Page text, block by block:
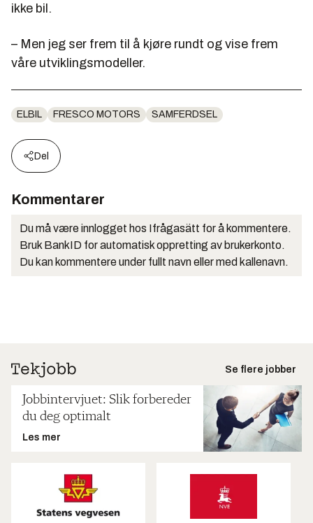
ikke bil.
– Men jeg ser frem til å kjøre rundt og vise frem
våre utviklingsmodeller.
ELBIL FRESCO MOTORS SAMFERDSEL
Del
Kommentarer
Du må være innlogget hos Ifrågasätt for å kommentere.
Bruk BankID for automatisk oppretting av brukerkonto.
Du kan kommentere under fullt navn eller med kallenavn.
Se flere jobber
Jobbintervjuet: Slik forbereder
du deg optimalt
Les mer